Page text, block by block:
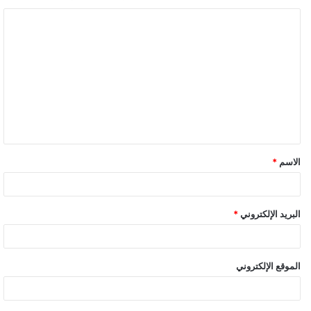
الاسم *
البريد الإلكتروني *
الموقع الإلكتروني